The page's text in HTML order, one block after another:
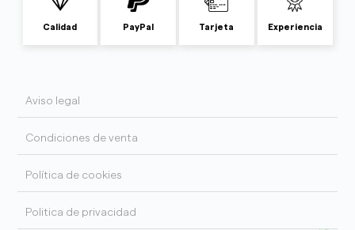
Calidad PayPal Tarjeta Experiencia
Aviso legal
Condiciones de venta
Política de cookies
Politica de privacidad